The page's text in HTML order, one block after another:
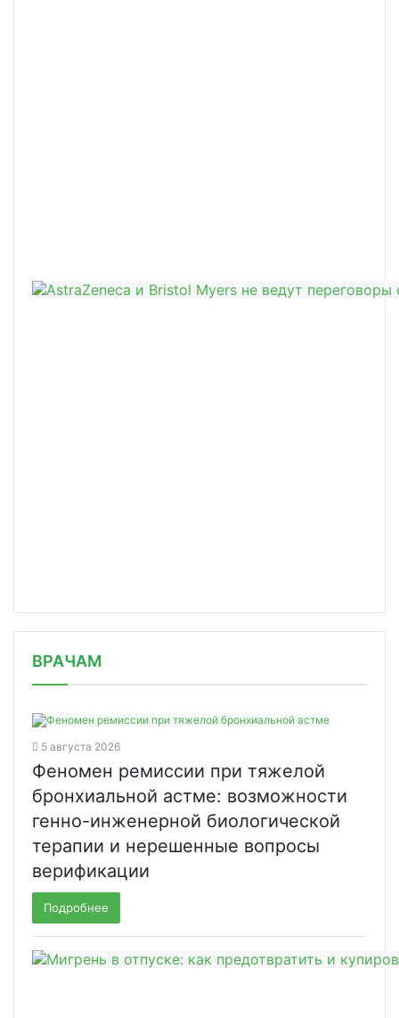
ВРАЧАМ
5 августа 2026
Феномен ремиссии при тяжелой
бронхиальной астме: возможности
генно-инженерной биологической
терапии и нерешенные вопросы
верификации
Подробнее